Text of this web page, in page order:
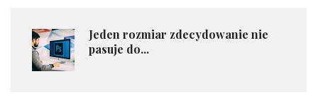
Jeden rozmiar zdecydowanie nie
pasuje do...